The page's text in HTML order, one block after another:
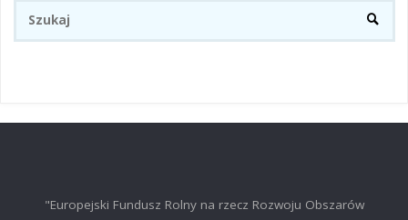
"Europejski Fundusz Rolny na rzecz Rozwoju Obszarów